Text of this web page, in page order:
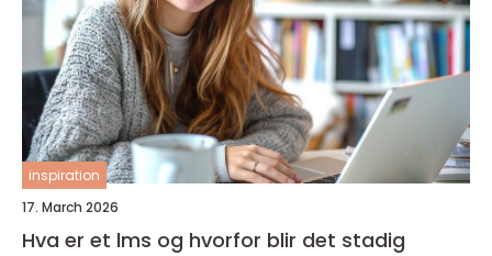
inspiration
17. March 2026
Hva er et lms og hvorfor blir det stadig